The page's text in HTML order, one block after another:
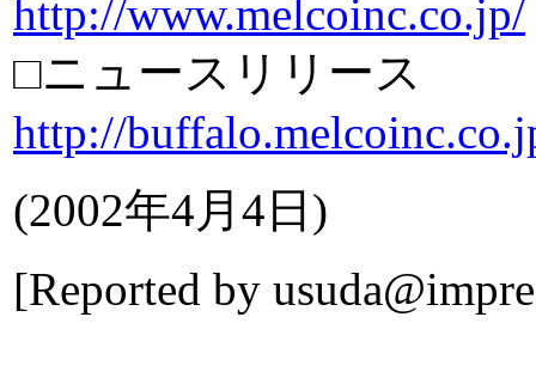
http://www.melcoinc.co.jp/
□ニュースリリース
http://
(2002年4月4日 )
[Reported by